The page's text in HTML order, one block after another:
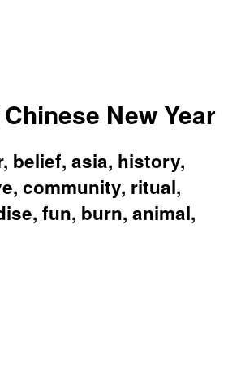
New Year
belief, asia, history,
community, ritual,
fun, burn, animal,